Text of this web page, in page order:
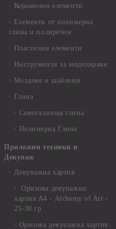
Керамични елементи
Елементи от полимерна
глина и полирезин
Пластични елементи
Инструменти за моделиране
Молдове и шаблони
Глина
Самосъхнеща глина
Полимерна Глина
Приложни техники и
Декупаж
Декупажна хартия
Оризова декупажна
хартия А4 - Alchemy of Art -
25-30 гр.
Оризова декупажна хартия